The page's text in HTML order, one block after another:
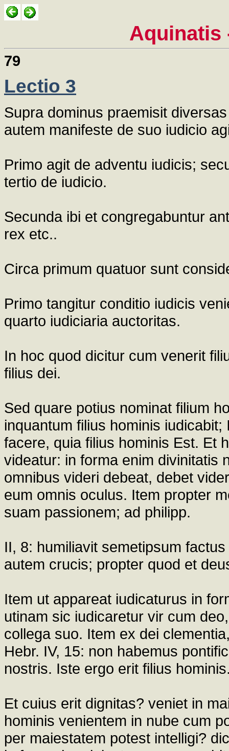
Aquinatis
79
Lectio 3
Supra dominus praemisit
autem manifeste de suo iudicio
Primo agit de adventu iudicis;
tertio de iudicio.
Secunda ibi et congregabuntur
rex etc..
Circa primum quatuor sunt
Primo tangitur conditio iudicis
quarto iudiciaria auctoritas.
In hoc quod dicitur cum venerit
filius dei.
Sed quare potius nominat filium
inquantum filius hominis
facere, quia filius hominis Est. Et
videatur: in forma enim divinitatis
omnibus videri debeat, debet
eum omnis oculus. Item propter
suam passionem; ad philipp.
II, 8: humiliavit semetipsum
autem crucis; propter quod et
Item ut appareat iudicaturus in
utinam sic iudicaretur vir cum
collega suo. Item ex dei
Hebr. IV, 15: non habemus
nostris. Iste ergo erit filius
Et cuius erit dignitas? veniet in
hominis venientem in nube cum
per maiestatem potest intelligi?